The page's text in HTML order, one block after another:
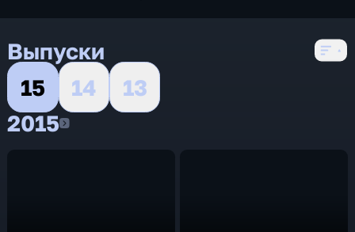
Выпуски
15
14
13
20152015